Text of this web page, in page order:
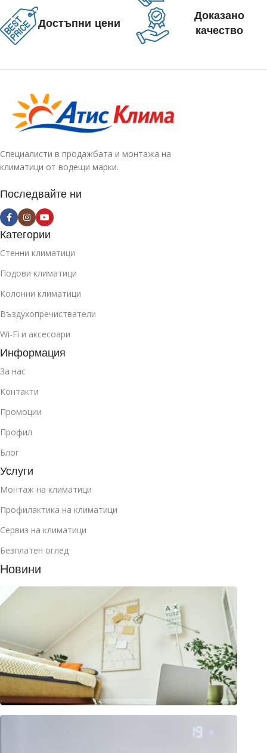
Достъпни цени
Доказано
качество
Специалисти в продажбата и монтажа на
климатици от водещи марки.
Последвайте ни
Категории
Стенни климатици
Подови климатици
Колонни климатици
Въздухопречистватели
Wi-Fi и аксесоари
Информация
За нас
Контакти
Промоции
Профил
Блог
Услуги
Монтаж на климатици
Профилактика на климатици
Сервиз на климатици
Безплатен оглед
Новини